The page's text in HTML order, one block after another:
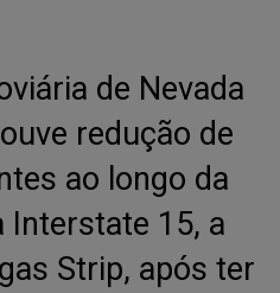
de Nevada
redução de
ao longo da
Interstate 15, a
Strip, após ter